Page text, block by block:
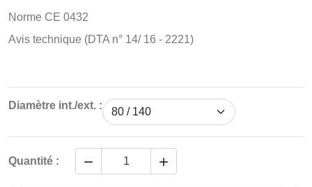
Norme CE 0432
Avis technique (DTA n° 14/ 16 - 2221)
Diamètre int./ext. :
Quantité :  